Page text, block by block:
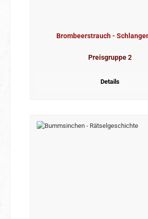
Brombeerstrauch -
Preisgruppe 2
Details